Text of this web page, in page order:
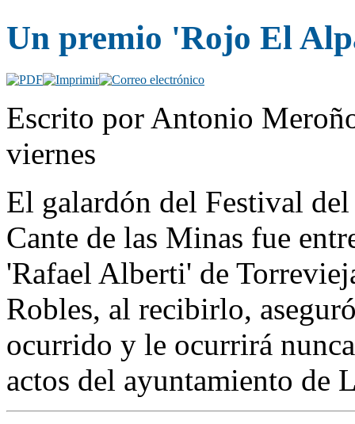
Un premio 'Rojo El
Escrito por Antonio
viernes
El galardón del Festival del
Cante de las Minas fue
'Rafael Alberti' de
Robles, al recibirlo,
ocurrido y le ocurrirá
actos del ayuntamiento de